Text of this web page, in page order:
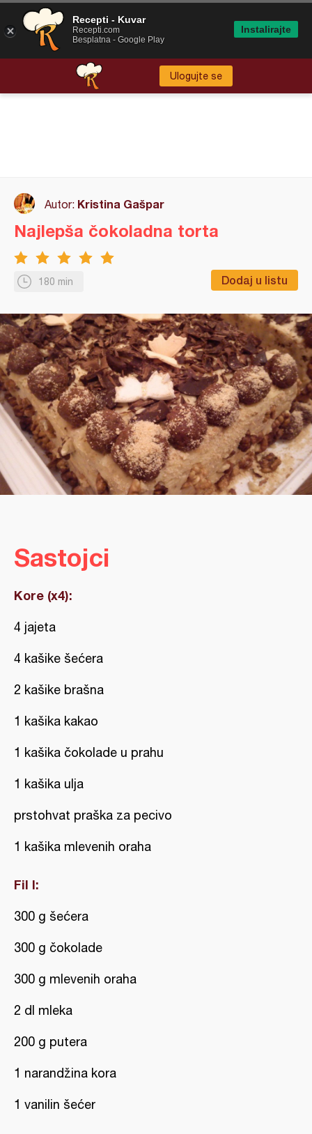
Ulogujte se
Autor: Kristina Gašpar
180 min Dodaj u listu
Najlepša čokoladna torta
Sastojci
Kore (x4):
4 jajeta
4 kašike šećera
2 kašike brašna
1 kašika kakao
1 kašika čokolade u prahu
1 kašika ulja
prstohvat praška za pecivo
1 kašika mlevenih oraha
Fil I:
300 g šećera
300 g čokolade
300 g mlevenih oraha
2 dl mleka
200 g putera
1 narandžina kora
1 vanilin šećer
Recepti - Kuvar
Recepti.com
Besplatna - Google Play
Instalirajte